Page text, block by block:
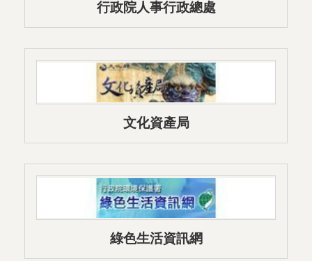
行政院人事行政總處
文化資產局
綠色生活資訊網